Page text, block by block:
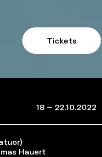
Tickets
18 – 22.10.2022
Hauert